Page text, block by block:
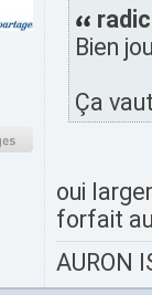
Bien
Ça
oui
forfait
AURON